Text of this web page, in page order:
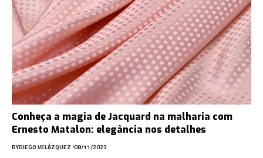
Conheça a magia de Jacquard na malharia com
Ernesto Matalon: elegância nos detalhes
BYDIEGO VELÁZQUEZ 08/11/2023